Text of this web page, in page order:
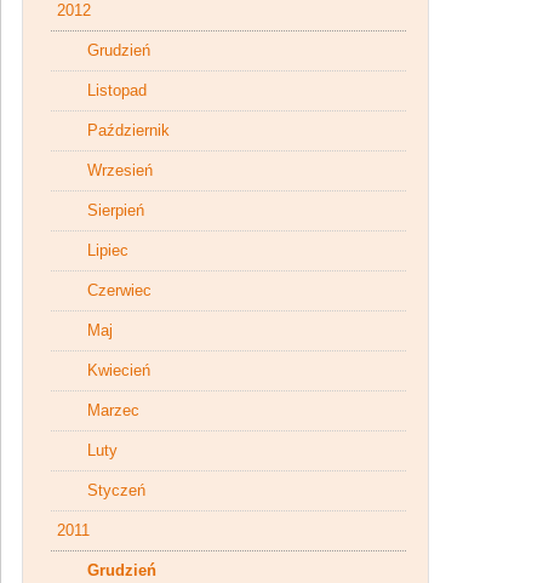
2012
Grudzień
Listopad
Październik
Wrzesień
Sierpień
Lipiec
Czerwiec
Maj
Kwiecień
Marzec
Luty
Styczeń
2011
Grudzień